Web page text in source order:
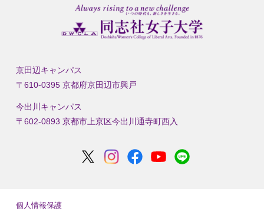
京田辺キャンパス
〒610-0395 京都府京田辺市興戸
今出川キャンパス
〒602-0893 京都市上京区今出川通寺町西入
個人情報保護